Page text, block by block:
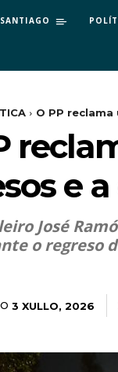
SANTIAGO
O PP
e
José
o regreso
3 XULLO, 2026